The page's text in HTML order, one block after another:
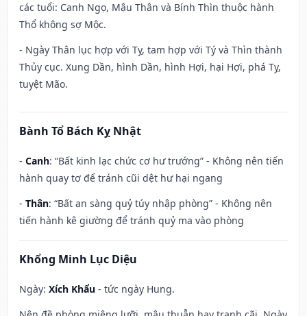
các tuổi: Canh Ngọ, Mậu Thân và Bính Thìn thuộc hành
Thổ không sợ Mộc.
- Ngày Thân lục hợp với Tỵ, tam hợp với Tý và Thìn thành
Thủy cục. Xung Dần, hình Dần, hình Hợi, hại Hợi, phá Tỵ,
tuyệt Mão.
Bành Tổ Bách Kỵ Nhật
- Canh: “Bất kinh lạc chức cơ hư trướng” - Không nên tiến
hành quay tơ để tránh cũi dệt hư hại ngang
- Thân: “Bất an sàng quỷ túy nhập phòng” - Không nên
tiến hành kê giường để tránh quỷ ma vào phòng
Khổng Minh Lục Diệu
Ngày: Xích Khẩu - tức ngày Hung.